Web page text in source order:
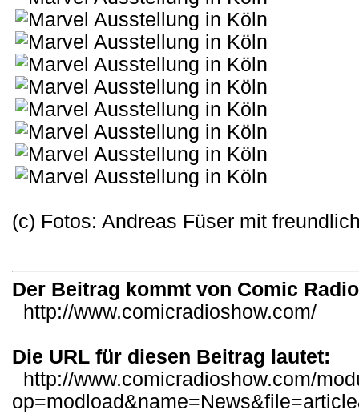
(c) Fotos: Andreas Füser mit
Der Beitrag kommt von Comic
http://www.comicradioshow.com/
Die URL für diesen Beitrag lautet:
http://www.comicradioshow.com/